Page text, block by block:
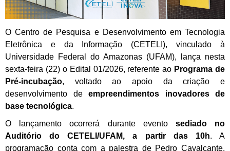
O Centro de Pesquisa e Desenvolvimento em Tecnologia
Eletrônica e da Informação (CETELI), vinculado à
Universidade Federal do Amazonas (UFAM), lança nesta
sexta-feira (22) o Edital 01/2026, referente ao Programa de
Pré-incubação, voltado ao apoio da criação e
desenvolvimento de empreendimentos inovadores de
base tecnológica.
O lançamento ocorrerá durante evento
sediado no
Auditório do CETELI/UFAM, a partir das 10h.A
programação conta com a palestra de Pedro Cavalcante,